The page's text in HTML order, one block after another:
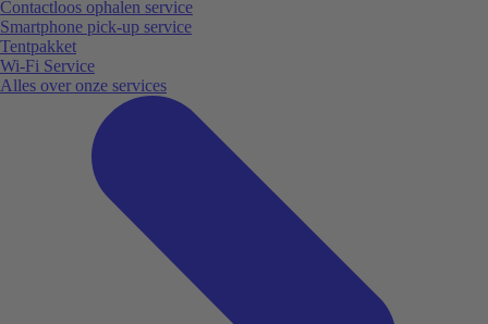
Contactloos ophalen service
Smartphone pick-up service
Tentpakket
Wi-Fi Service
Alles over onze services